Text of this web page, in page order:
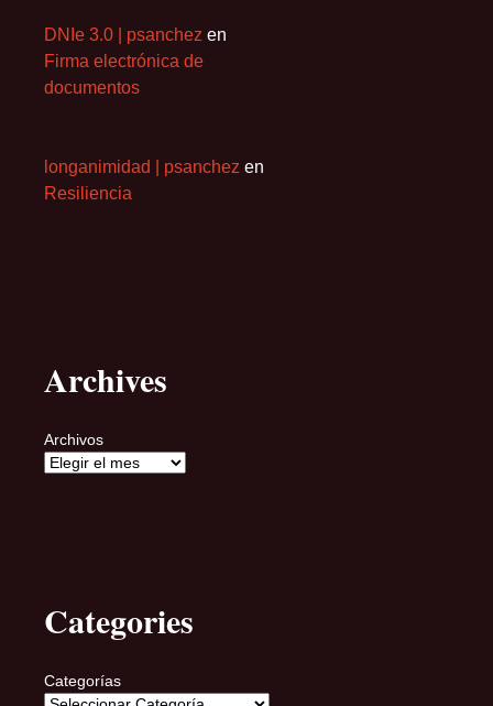
DNIe 3.0 | psanchez en
Firma electrónica de
documentos
longanimidad | psanchez en
Resiliencia
Archives
Archivos
Categories
Categorías